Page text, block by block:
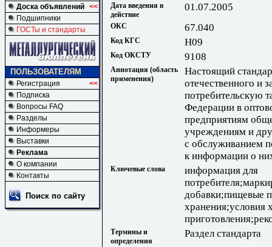
Доска объявлений <<
Подшипники
ГОСТы и стандарты
ПОЛЬЗОВАТЕЛЯМ
Регистрация
<<
Подписка
Вопросы FAQ
Разделы
Информеры
Выставки
Реклама
О компании
Контакты
Поиск по сайту
Дата введения в
действие
01.07.2005
ОКС 67.040
Код КГС Н09
Код ОКСТУ 9108
Аннотация (область
применения)
Настоящий
отечественного и
потребительскую
Федерации в
предприятиям
учреждениям и
с обслуживанием
к информации о
Ключевые слова
информация для
добавки;пищевые
хранения;условия
Термины и
определения
Раздел стандарта